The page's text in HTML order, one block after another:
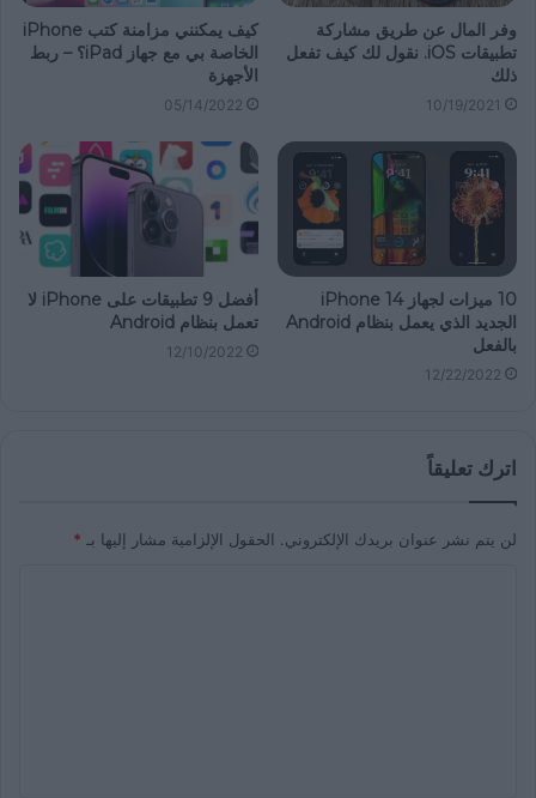
وفر المال عن طريق مشاركة
تطبيقات iOS. نقول لك كيف تفعل
ذلك
10/19/2021
كيف يمكنني مزامنة كتب iPhone
الخاصة بي مع جهاز iPad؟ – ربط
الأجهزة
05/14/2022
10 ميزات لجهاز iPhone 14
الجديد الذي يعمل بنظام Android
بالفعل
12/22/2022
أفضل 9 تطبيقات على iPhone لا
تعمل بنظام Android
12/10/2022
اترك تعليقاً
لن يتم نشر عنوان بريدك الإلكتروني. الحقول الإلزامية مشار إليها بـ *